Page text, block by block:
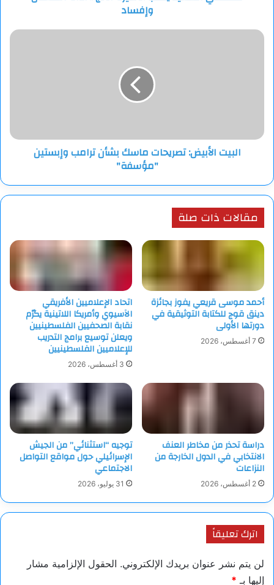
وإفساد
البيت
البيت الأبيض: تصريحات ماسك بشأن ترامب وإبستين
"مؤسفة"
مقالات ذات صلة
أحمد موسى قريعي يفوز بجائزة
دينق قوج للكتابة التوثيقية في
دورتها الأولى
7 أغسطس، 2026
اتحاد الإعلاميين الأفريقي
الآسيوي وأمريكا اللاتينية يكرّم
نقابة الصحفيين الفلسطينيين
ويعلن توسيع برامج التدريب
للإعلاميين الفلسطينيين
3 أغسطس، 2026
دراسة تحذر من مخاطر العنف
الانتخابي في الدول الخارجة من
النزاعات
2 أغسطس، 2026
توجيه “استثنائي” من الجيش
الإسرائيلي حول مواقع التواصل
الاجتماعي
31 يوليو، 2026
اترك تعليقاً
لن يتم نشر عنوان بريدك الإلكتروني. الحقول الإلزامية مشار
إليها بـ *